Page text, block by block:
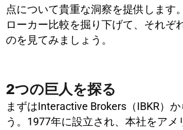
点について貴重な洞察を提供します
ローカー比較を掘り下げて、それぞ
のを見てみましょう。
2つの巨人を探る
まずはInteractive Brokers（IBKR）
う。1977年に設立され、本社をアメ